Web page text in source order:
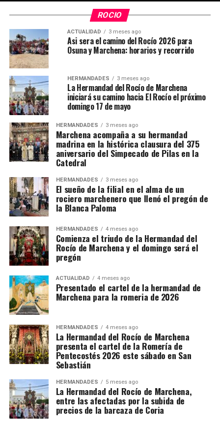
ROCIO
ACTUALIDAD 3 meses ago
Asi sera el camino del Rocío 2026 para
Osuna y Marchena: horarios y recorrido
HERMANDADES 3 meses ago
La Hermandad del Rocío de Marchena
iniciará su camino hacia El Rocío el próximo
domingo 17 de mayo
HERMANDADES 3 meses ago
Marchena acompaña a su hermandad
madrina en la histórica clausura del 375
aniversario del Simpecado de Pilas en la
Catedral
HERMANDADES 3 meses ago
El sueño de la filial en el alma de un
rociero marchenero que llenó el pregón de
la Blanca Paloma
HERMANDADES 4 meses ago
Comienza el triudo de la Hermandad del
Rocío de Marchena y el domingo será el
pregón
ACTUALIDAD 4 meses ago
Presentado el cartel de la hermandad de
Marchena para la romeria de 2026
HERMANDADES 4 meses ago
La Hermandad del Rocío de Marchena
presenta el cartel de la Romería de
Pentecostés 2026 este sábado en San
Sebastián
HERMANDADES 5 meses ago
La Hermandad del Rocío de Marchena,
entre las afectadas por la subida de
precios de la barcaza de Coria